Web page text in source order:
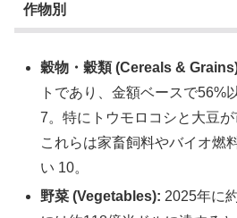
作物別
穀物・穀類 (Cereals &
トであり、金額ベースで56%
7。特にトウモロコシと大豆が
これらは家畜飼料やバイオ燃
い 10。
野菜 (Vegetables): 2025年に